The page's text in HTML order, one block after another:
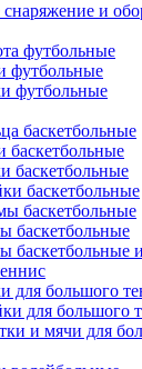
и
футбольные
футбольные
футбольные
баскетбольные
баскетбольные
баскетбольные
баскетбольные
баскетбольные
баскетбольные
баскетбольные
для большого
для большого
и мячи для